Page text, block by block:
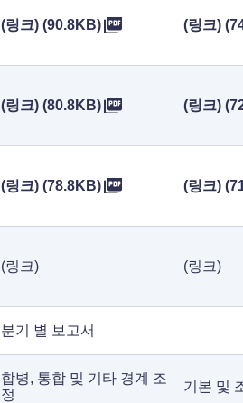
(링크) (90.8KB) (링크)
(링크) (80.8KB) (링크)
(링크) (78.8KB) (링크)
(링크) (링크)
분기 별 보고서
합병, 통합 및 기타 경계 조
정
기본 및